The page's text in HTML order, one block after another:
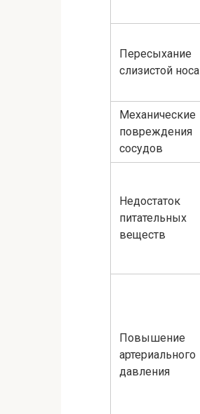
Пересыхание
слизистой носа
Механические
повреждения
сосудов
Недостаток
питательных
веществ
Повышение
артериального
давления